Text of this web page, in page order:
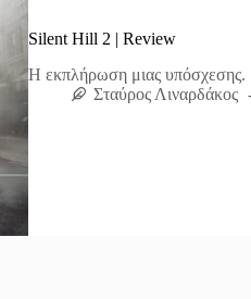
Silent Hill 2 | Review
Η εκπλήρωση μιας υπόσχεσης.
Σταύρος Λιναρδάκος